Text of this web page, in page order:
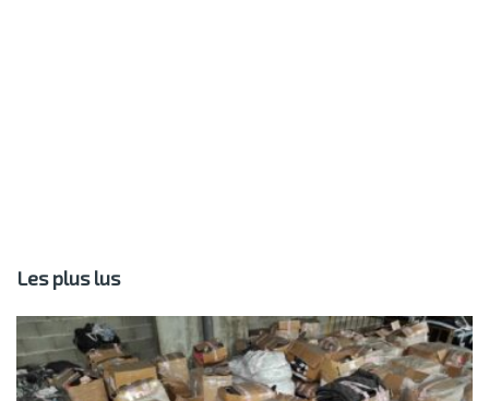
Les plus lus